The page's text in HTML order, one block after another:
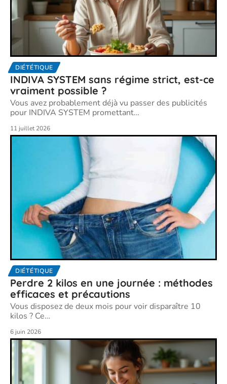
DIÉTÉTIQUE
INDIVA SYSTEM sans régime strict, est-ce
vraiment possible ?
Vous avez probablement déjà vu passer des publicités
pour INDIVA SYSTEM promettant…
11 juillet 2026
DIÉTÉTIQUE
Perdre 2 kilos en une journée : méthodes
efficaces et précautions
Vous disposez de deux mois pour voir disparaître 10
kilos ? Ce…
6 juin 2026